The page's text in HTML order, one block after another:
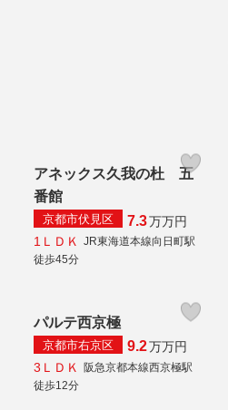
アネックス久我の杜 五
番館
京都市伏見区 7.3万万円
1ＬＤＫ
JR東海道本線向日町駅
徒歩45分
パルテ西京極
京都市右京区 9.2万万円
3ＬＤＫ
阪急京都本線西京極駅
徒歩12分